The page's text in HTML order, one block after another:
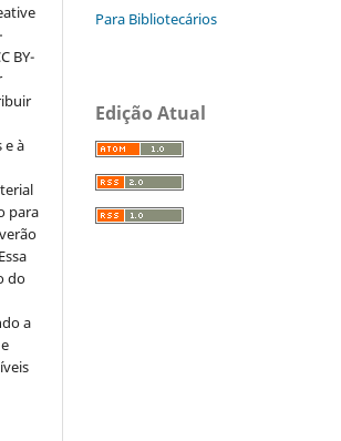
BY-
e à
para
do
a
Para Bibliotecários
Edição Atual